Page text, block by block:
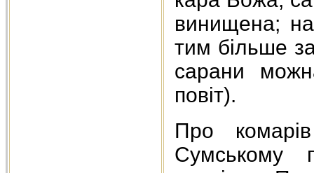
винищена;
тим більше
сарани
повіт).
Про
Сумському